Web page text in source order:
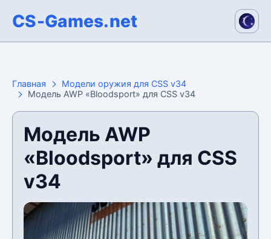
CS-Games.net
Главная
Модели оружия для CSS v34
Модель AWP «Bloodsport» для CSS v34
Модель AWP
«Bloodsport» для CSS
v34